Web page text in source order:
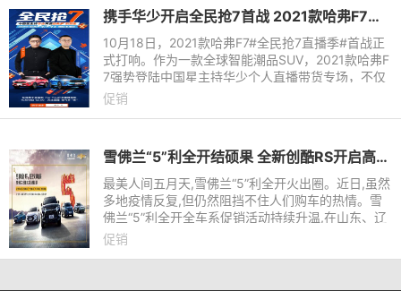
携手华少开启全民抢7首战 2021款哈弗F7实施For You计划
10月18日，2021款哈弗F7#全民抢7直播季#首战正
式打响。作为一款全球智能潮品SUV，2021款哈弗F
7强势登陆中国星主持华少个人直播带货专场，不仅
在直播间大秀潮智魅力，还开启“521宠粉专场”模式
促销
雪佛兰“5”利全开结硕果 全新创酷RS开启高燃预售
最美人间五月天,雪佛兰“5”利全开火出圈。近日,虽然
多地疫情反复,但仍然阻挡不住人们购车的热情。雪
佛兰“5”利全开全车系促销活动持续升温,在山东、辽
宁、黑龙江、吉林引发新一轮购车热潮,成为5月车市
促销